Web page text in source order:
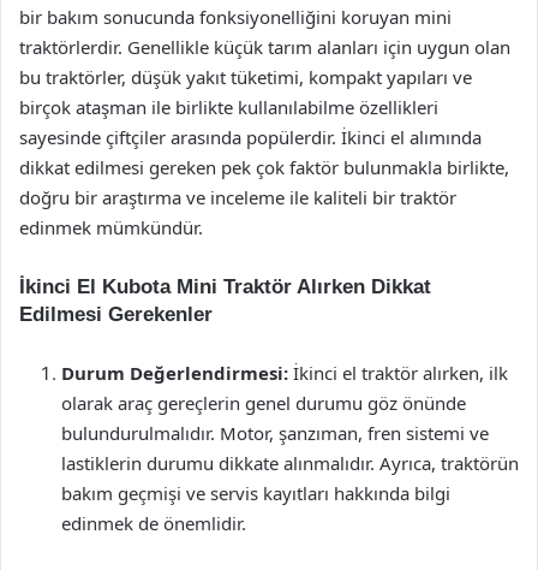
bir bakım sonucunda fonksiyonelliğini koruyan mini
traktörlerdir. Genellikle küçük tarım alanları için uygun olan
bu traktörler, düşük yakıt tüketimi, kompakt yapıları ve
birçok ataşman ile birlikte kullanılabilme özellikleri
sayesinde çiftçiler arasında popülerdir. İkinci el alımında
dikkat edilmesi gereken pek çok faktör bulunmakla birlikte,
doğru bir araştırma ve inceleme ile kaliteli bir traktör
edinmek mümkündür.
İkinci El Kubota Mini Traktör Alırken Dikkat
Edilmesi Gerekenler
Durum Değerlendirmesi: İkinci el traktör alırken, ilk
olarak araç gereçlerin genel durumu göz önünde
bulundurulmalıdır. Motor, şanzıman, fren sistemi ve
lastiklerin durumu dikkate alınmalıdır. Ayrıca, traktörün
bakım geçmişi ve servis kayıtları hakkında bilgi
edinmek de önemlidir.